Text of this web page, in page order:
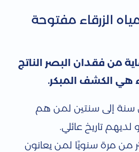
الزرقاء مفتوحة
من فقدان البصر الناتج
هي الكشف المبكر.
سنة إلى سنتين لمن هم
من مرة سنويًا لمن يعانون